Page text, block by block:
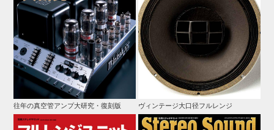
往年の真空管アンプ大研究・復刻版 ヴィンテージ大口径フルレンジ